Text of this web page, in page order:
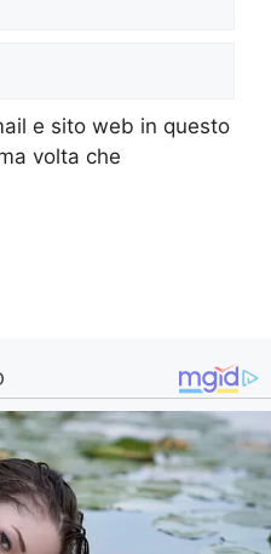
e sito web in questo
volta che